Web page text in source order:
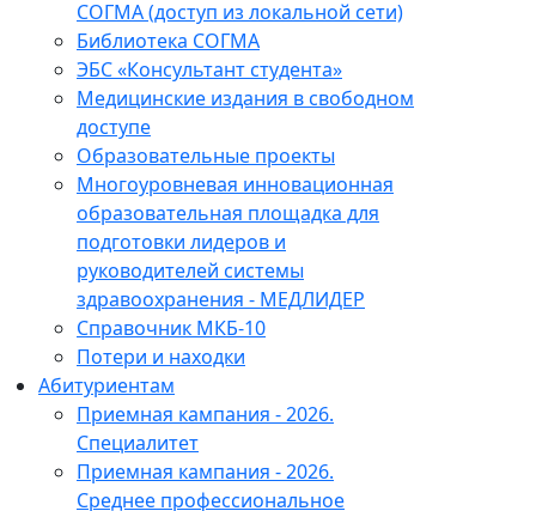
СОГМА (доступ из локальной сети)
Библиотека СОГМА
ЭБС «Консультант студента»
Медицинские издания в свободном
доступе
Образовательные проекты
Многоуровневая инновационная
образовательная площадка для
подготовки лидеров и
руководителей системы
здравоохранения - МЕДЛИДЕР
Справочник МКБ-10
Потери и находки
Абитуриентам
Приемная кампания - 2026.
Специалитет
Приемная кампания - 2026.
Среднее профессиональное